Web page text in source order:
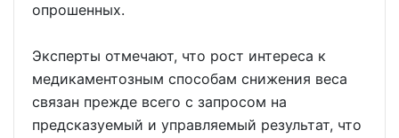
опрошенных.
Эксперты отмечают, что рост интереса к
медикаментозным способам снижения веса
связан прежде всего с запросом на
предсказуемый и управляемый результат, что